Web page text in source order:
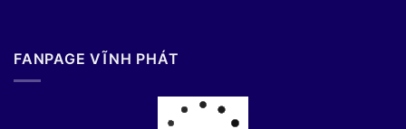
FANPAGE VĨNH PHÁT